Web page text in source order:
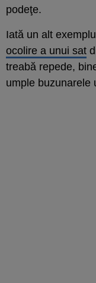
podeţe.
Iată un alt
ocolire a unui sat
treabă repede,
umple buzunarele